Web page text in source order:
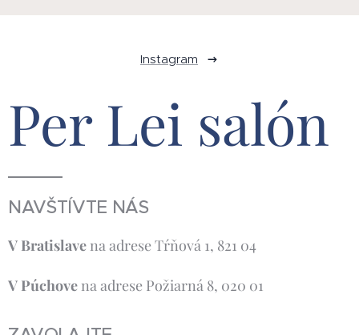
Instagram
Per Lei salón
NAVŠTÍVTE NÁS
V Bratislave na adrese Tŕňová 1, 821 04
V Púchove na adrese Požiarná 8, 020 01